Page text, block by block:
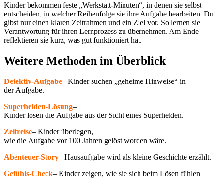
Kinder bekommen feste „Werkstatt-Minuten“, in denen sie selbst
entscheiden, in welcher Reihenfolge sie ihre Aufgabe bearbeiten. Du
gibst nur einen klaren Zeitrahmen und ein Ziel vor. So lernen sie,
Verantwortung für ihren Lernprozess zu übernehmen. Am Ende
reflektieren sie kurz, was gut funktioniert hat.
Weitere Methoden im Überblick​
Detektiv-Aufgabe– Kinder suchen „geheime Hinweise“ in
der Aufgabe.
Superhelden-Lösung–
Kinder lösen die Aufgabe aus der Sicht eines Superhelden.
Zeitreise– Kinder überlegen,
wie die Aufgabe vor 100 Jahren gelöst worden wäre.
Abenteuer-Story– Hausaufgabe wird als kleine Geschichte erzählt.
Gefühls-Check– Kinder zeigen, wie sie sich beim Lösen fühlen.